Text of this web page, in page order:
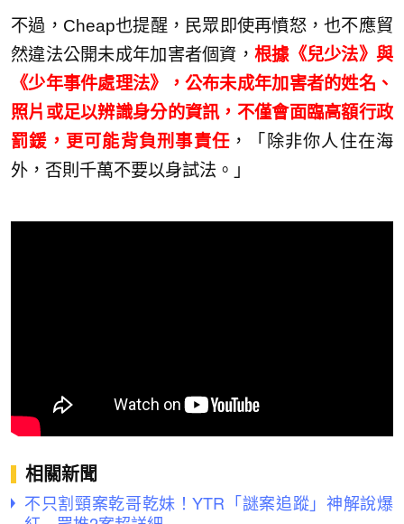
不過，Cheap也提醒，民眾即使再憤怒，也不應貿
然違法公開未成年加害者個資， 根據《兒少法》與
《少年事件處理法》，公布未成年加害者的姓名、
照片或足以辨識身分的資訊，不僅會面臨高額行政
罰鍰，更可能背負刑事責任 ，「除非你人住在海
外，否則千萬不要以身試法。」
相關新聞
不只割頸案乾哥乾妹！YTR「謎案追蹤」神解說爆